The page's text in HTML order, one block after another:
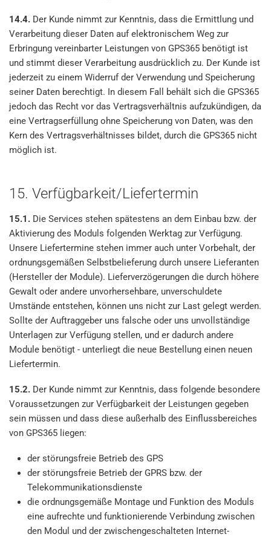
14.4. Der Kunde nimmt zur Kenntnis, dass die Ermittlung und
Verarbeitung dieser Daten auf elektronischem Weg zur
Erbringung vereinbarter Leistungen von GPS365 benötigt ist
und stimmt dieser Verarbeitung ausdrücklich zu. Der Kunde ist
jederzeit zu einem Widerruf der Verwendung und Speicherung
seiner Daten berechtigt. In diesem Fall behält sich die GPS365
jedoch das Recht vor das Vertragsverhältnis aufzukündigen, da
eine Vertragserfüllung ohne Speicherung von Daten, was den
Kern des Vertragsverhältnisses bildet, durch die GPS365 nicht
möglich ist.
15. Verfügbarkeit/Liefertermin
15.1. Die Services stehen spätestens an dem Einbau bzw. der
Aktivierung des Moduls folgenden Werktag zur Verfügung.
Unsere Liefertermine stehen immer auch unter Vorbehalt, der
ordnungsgemäßen Selbstbelieferung durch unsere Lieferanten
(Hersteller der Module). Lieferverzögerungen die durch höhere
Gewalt oder andere unvorhersehbare, unverschuldete
Umstände entstehen, können uns nicht zur Last gelegt werden.
Sollte der Auftraggeber uns falsche oder uns unvollständige
Unterlagen zur Verfügung stellen, und er dadurch andere
Module benötigt - unterliegt die neue Bestellung einen neuen
Liefertermin.
15.2. Der Kunde nimmt zur Kenntnis, dass folgende besondere
Voraussetzungen zur Verfügbarkeit der Leistungen gegeben
sein müssen und dass diese außerhalb des Einflussbereiches
von GPS365 liegen:
der störungsfreie Betrieb des GPS
der störungsfreie Betrieb der GPRS bzw. der
Telekommunikationsdienste
die ordnungsgemäße Montage und Funktion des Moduls
eine aufrechte und funktionierende Verbindung zwischen
den Modul und der zwischengeschalteten Internet-